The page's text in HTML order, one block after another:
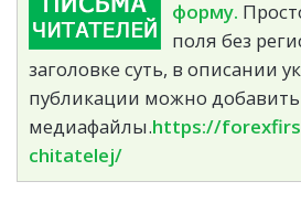
форму.
поля без
заголовке суть, в описании
публикации можно добавить
медиафайлы.https://
chitatelej/